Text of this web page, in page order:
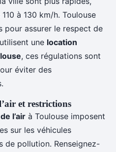
à 130 km/h. Toulouse
pour assurer le respect de
une location
, ces régulations sont
éviter des
et restrictions
l’air à Toulouse imposent
sur les véhicules
de pollution. Renseignez-